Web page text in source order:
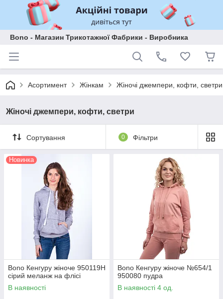
Bono - Магазин Трикотажної Фабрики - Виробника
Асортимент Жінкам Жіночі джемпери, кофти, светри
Жіночі джемпери, кофти, светри
Сортування 0 Фільтри
Новинка
Bono Кенгуру жіноче 950119Н
сірий меланж на флісі
В наявності
Bono Кенгуру жіноче №654/1
950080 пудра
В наявності 4 од.